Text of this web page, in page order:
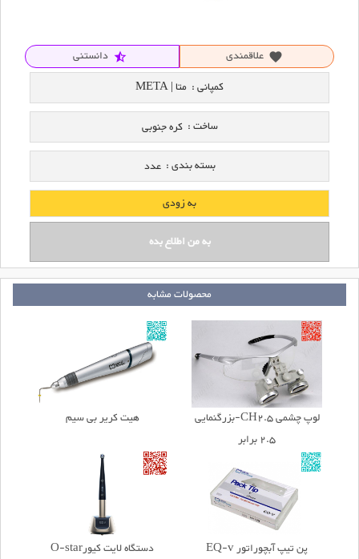
favorite علاقمندی star_half دانستنی
کمپانی : متا | META
ساخت :کره جنوبی
بسته بندی :عدد
به زودی
محصولات مشابه
لوپ چشمی CH2.5-بزرگنمایی
2.5 برابر
هیت کریر بی سیم
پن تیپ آبچوراتور EQ-v دستگاه لایت کیورO-star